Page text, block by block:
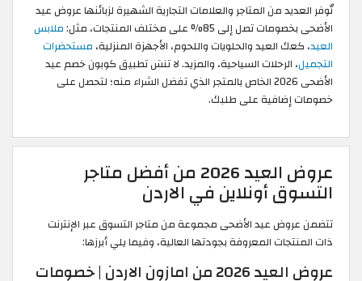
تٌوفر العديد من المتاجر والعلامات التجارية الشهيرة لزبائنها عروض عيد
الأضحى بخصومات تصل إلى 85% على مختلف المنتجات، مثل:
ملابس
العيد، كعك العيد والحلويات واللحوم، الأجهزة المنزلية، مستحضرات
التجميل، الرحلات السياحية، والمزيد. لا تنسَ تطبيق كوبون خصم عيد
الأضحى 2026 الخاص بالمتجر الذي تفضل الشراء منه؛ لتحصل على
خصومات إضافية على طلبك.
عروض العيد 2026 من أفضل متاجر
التسوق أونلاين في الاردن
تتضمن عروض عيد الأضحى مجموعة من متاجر التسوق عبر الإنترنت
ذات المنتجات المعروفة بجودتها العالية، وفيما يلي أبرزها:
عروض العيد 2026 من امازون الاردن | خصومات